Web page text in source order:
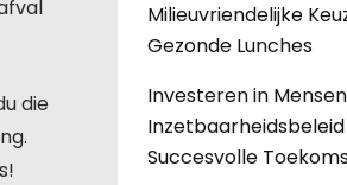
die
Milieuvriendelijke
Gezonde Lunches
Investeren in
Succesvolle